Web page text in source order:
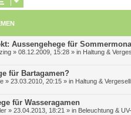
Aussengehege für
» 08.12.2009, 15:28 » in Haltung &
für Bartagamen?
» 23.03.2010, 20:15 » in Haltung &
für Wasseragamen
» 23.04.2013, 18:21 » in Beleuchtung &